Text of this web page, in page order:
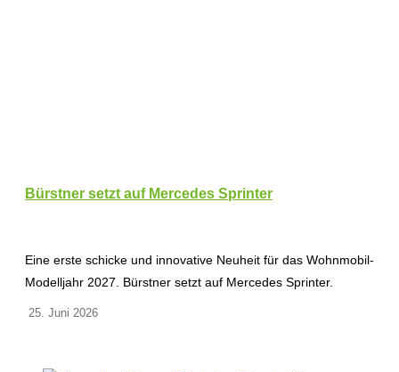
Bürstner setzt auf Mercedes Sprinter
Eine erste schicke und innovative Neuheit für das Wohnmobil-
Modelljahr 2027. Bürstner setzt auf Mercedes Sprinter.
25. Juni 2026